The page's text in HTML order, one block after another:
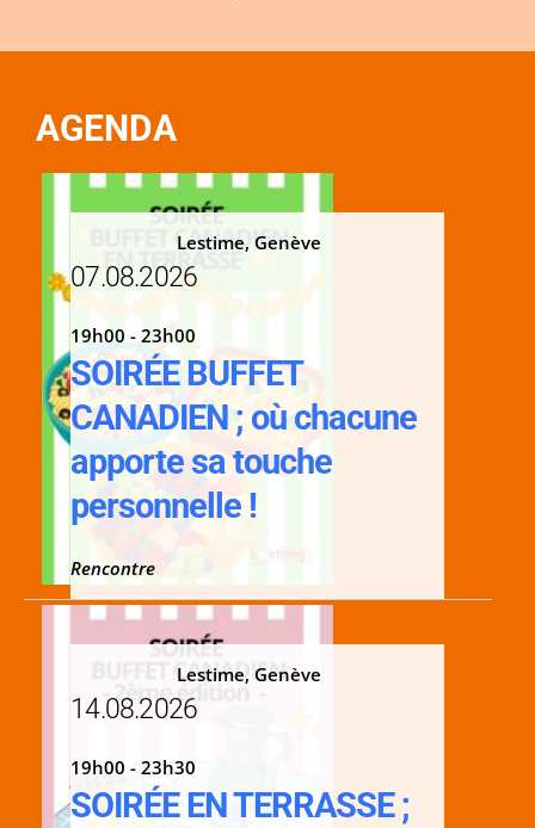
AGENDA
Lestime, Genève
07.08.2026
19h00 - 23h00
SOIRÉE BUFFET
CANADIEN ; où chacune
apporte sa touche
personnelle !
Rencontre
Lestime, Genève
14.08.2026
19h00 - 23h30
SOIRÉE EN TERRASSE ;